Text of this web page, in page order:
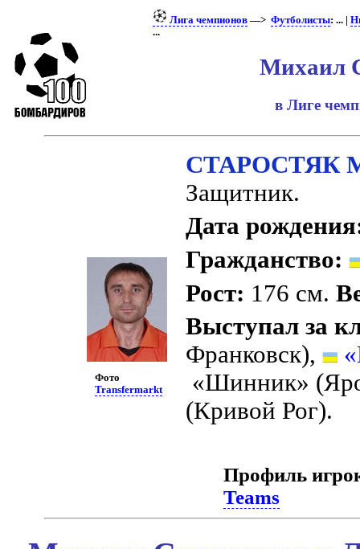
Лига чемпионов —>Футболисты: ... |
...
Михаил
в Лиге
Фото
Transfermarkt
СТАРОСТЯК
Защитник.
Дата
Гражданство:
Рост: 176 см.
Выступал за
Франковск),
«Шинник»
(Кривой Рог).
Профиль
Teams